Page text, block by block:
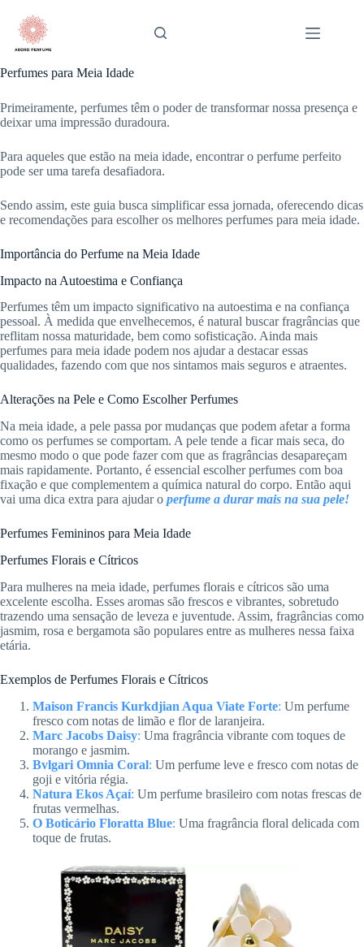
para
conteúdo
Perfumes para Meia Idade
Primeiramente, perfumes têm o poder de transformar nossa presença e
deixar uma impressão duradoura.
Para aqueles que estão na meia idade, encontrar o perfume perfeito
pode ser uma tarefa desafiadora.
Sendo assim, este guia busca simplificar essa jornada, oferecendo dicas
e recomendações para escolher os melhores perfumes para meia idade.
Importância do Perfume na Meia Idade
Impacto na Autoestima e Confiança
Perfumes têm um impacto significativo na autoestima e na confiança
pessoal. À medida que envelhecemos, é natural buscar fragrâncias que
reflitam nossa maturidade, bem como sofisticação. Ainda mais
perfumes para meia idade podem nos ajudar a destacar essas
qualidades, fazendo com que nos sintamos mais seguros e atraentes.
Alterações na Pele e Como Escolher Perfumes
Na meia idade, a pele passa por mudanças que podem afetar a forma
como os perfumes se comportam. A pele tende a ficar mais seca, do
mesmo modo o que pode fazer com que as fragrâncias desapareçam
mais rapidamente. Portanto, é essencial escolher perfumes com boa
fixação e que complementem a química natural do corpo. Então aqui
vai uma dica extra para ajudar o perfume a durar mais na sua pele!
Perfumes Femininos para Meia Idade
Perfumes Florais e Cítricos
Para mulheres na meia idade, perfumes florais e cítricos são uma
excelente escolha. Esses aromas são frescos e vibrantes, sobretudo
trazendo uma sensação de leveza e juventude. Assim, fragrâncias como
jasmim, rosa e bergamota são populares entre as mulheres nessa faixa
etária.
Exemplos de Perfumes Florais e Cítricos
Maison Francis Kurkdjian Aqua Viate Forte: Um perfume
fresco com notas de limão e flor de laranjeira.
Marc Jacobs Daisy: Uma fragrância vibrante com toques de
morango e jasmim.
Bvlgari Omnia Coral: Um perfume leve e fresco com notas de
goji e vitória régia.
Natura Ekos Açaí: Um perfume brasileiro com notas frescas de
frutas vermelhas.
O Boticário Floratta Blue: Uma fragrância floral delicada com
toque de frutas.